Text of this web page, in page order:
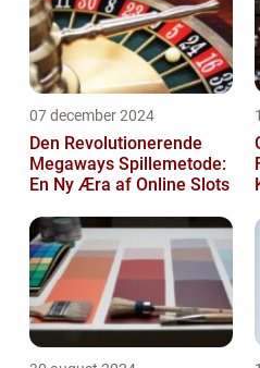
07 december 2024
Den Revolutionerende
Megaways Spillemetode:
En Ny Æra af Online Slots